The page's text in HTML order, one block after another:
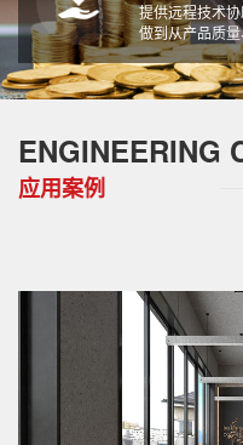
提供远程技术
做到从产品质
ENGINEERING
应用案例